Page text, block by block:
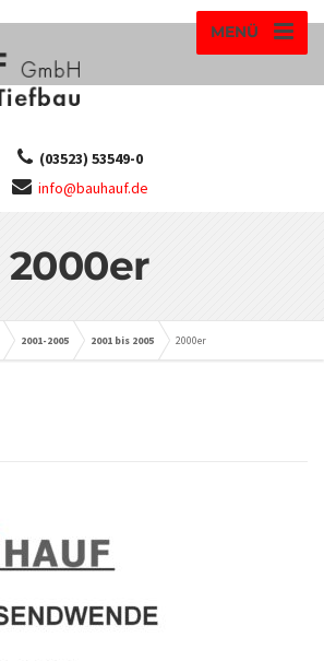
MENÜ
(03523) 53549-0
info@bauhauf.de
2000er
2001-2005 2001 bis 2005 2000er